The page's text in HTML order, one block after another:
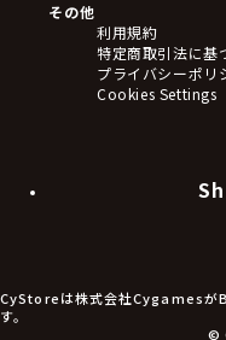
ステッカー・シ
タペストリー・
アームサポータ
ブレードホルダー
食品・飲料品
アパレル小物
アクセサリー
その他
利用規約
特定商取引法に基
プライバシーポリ
Cookies Settings
CyStoreは株式会社Cygamesが
す。
©